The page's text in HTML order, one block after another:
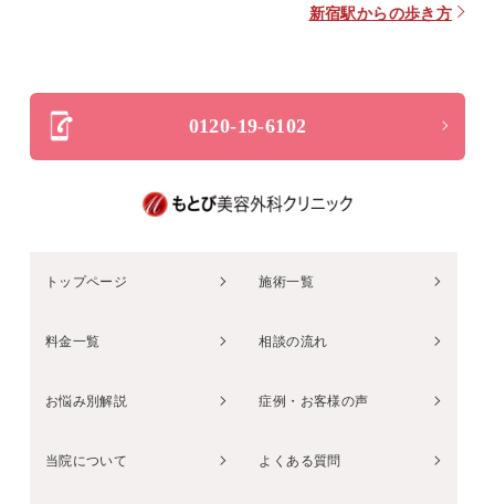
新宿駅からの歩き方
0120-19-6102
トップページ 施術一覧
料金一覧 相談の流れ
お悩み別解説 症例・お客様の声
当院について よくある質問